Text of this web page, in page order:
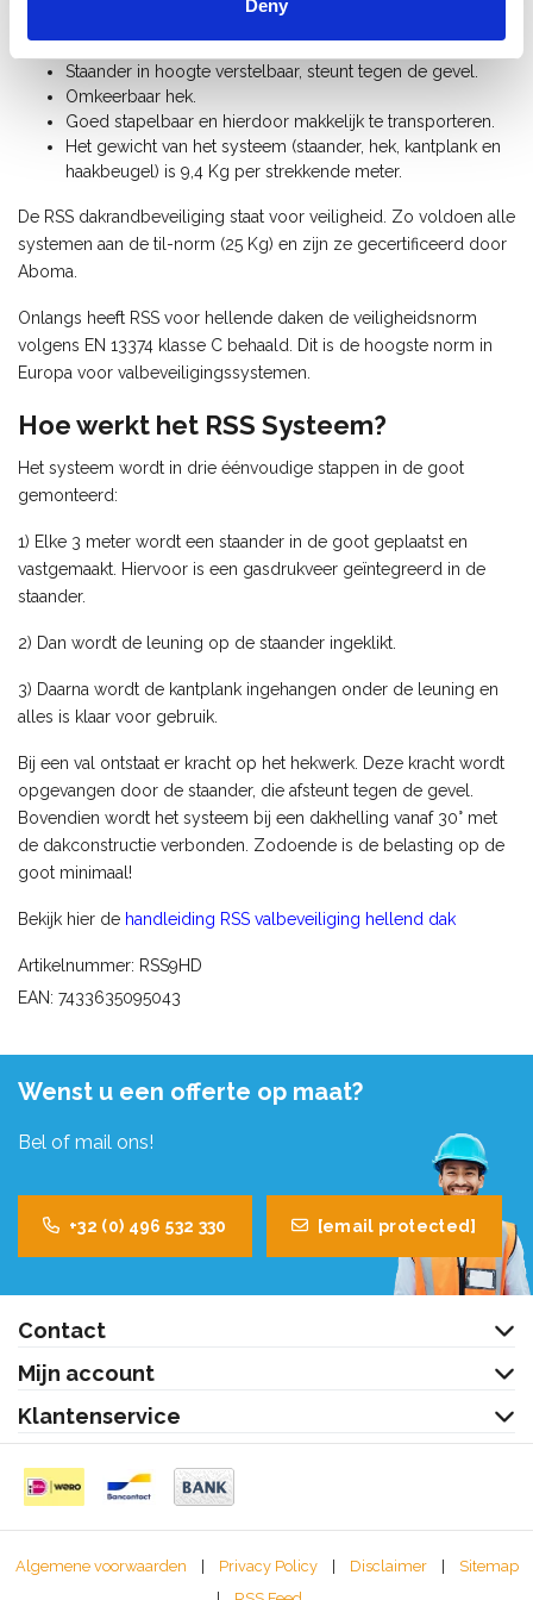
Deny
Zeer snel en eenvoudig te (de-)monteren.
Gemaakt van hoogwaardig aluminium, zeer licht.
Staander in hoogte verstelbaar, steunt tegen de gevel.
Omkeerbaar hek.
Goed stapelbaar en hierdoor makkelijk te transporteren.
Het gewicht van het systeem (staander, hek, kantplank en
haakbeugel) is 9,4 Kg per strekkende meter.
De RSS dakrandbeveiliging staat voor veiligheid. Zo voldoen alle
systemen aan de til-norm (25 Kg) en zijn ze gecertificeerd door
Aboma.
Onlangs heeft RSS voor hellende daken de veiligheidsnorm
volgens EN 13374 klasse C behaald. Dit is de hoogste norm in
Europa voor valbeveiligingssystemen.
Hoe werkt het RSS Systeem?
Het systeem wordt in drie éénvoudige stappen in de goot
gemonteerd:
1) Elke 3 meter wordt een staander in de goot geplaatst en
vastgemaakt. Hiervoor is een gasdrukveer geïntegreerd in de
staander.
2) Dan wordt de leuning op de staander ingeklikt.
3) Daarna wordt de kantplank ingehangen onder de leuning en
alles is klaar voor gebruik.
Bij een val ontstaat er kracht op het hekwerk. Deze kracht wordt
opgevangen door de staander, die afsteunt tegen de gevel.
Bovendien wordt het systeem bij een dakhelling vanaf 30° met
de dakconstructie verbonden. Zodoende is de belasting op de
goot minimaal!
Bekijk hier de handleiding RSS valbeveiliging hellend dak
Artikelnummer: RSS9HD
EAN: 7433635095043
Wenst u een offerte op maat?
Bel of mail ons!
+32 (0) 496 532 330 [email protected]
Contact
Mijn account
Klantenservice
Algemene voorwaarden | Privacy Policy | Disclaimer |
Sitemap